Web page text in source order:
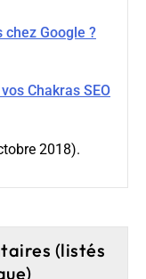
Google ?
Chakras SEO
2018).
(listés